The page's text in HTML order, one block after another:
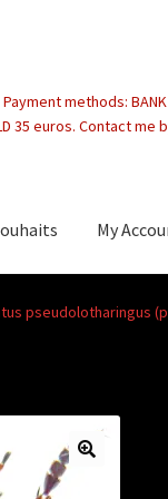
methods: BANK
35 euros. Contact
My
pseudolotharingus